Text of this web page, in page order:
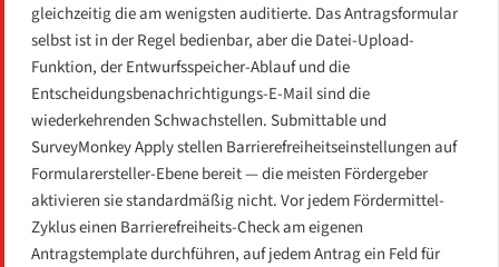
gleichzeitig die am wenigsten auditierte. Das Antragsformular
selbst ist in der Regel bedienbar, aber die Datei-Upload-
Funktion, der Entwurfsspeicher-Ablauf und die
Entscheidungsbenachrichtigungs-E-Mail sind die
wiederkehrenden Schwachstellen. Submittable und
SurveyMonkey Apply stellen Barrierefreiheitseinstellungen auf
Formularersteller-Ebene bereit — die meisten Fördergeber
aktivieren sie standardmäßig nicht. Vor jedem Fördermittel-
Zyklus einen Barrierefreiheits-Check am eigenen
Antragstemplate durchführen, auf jedem Antrag ein Feld für